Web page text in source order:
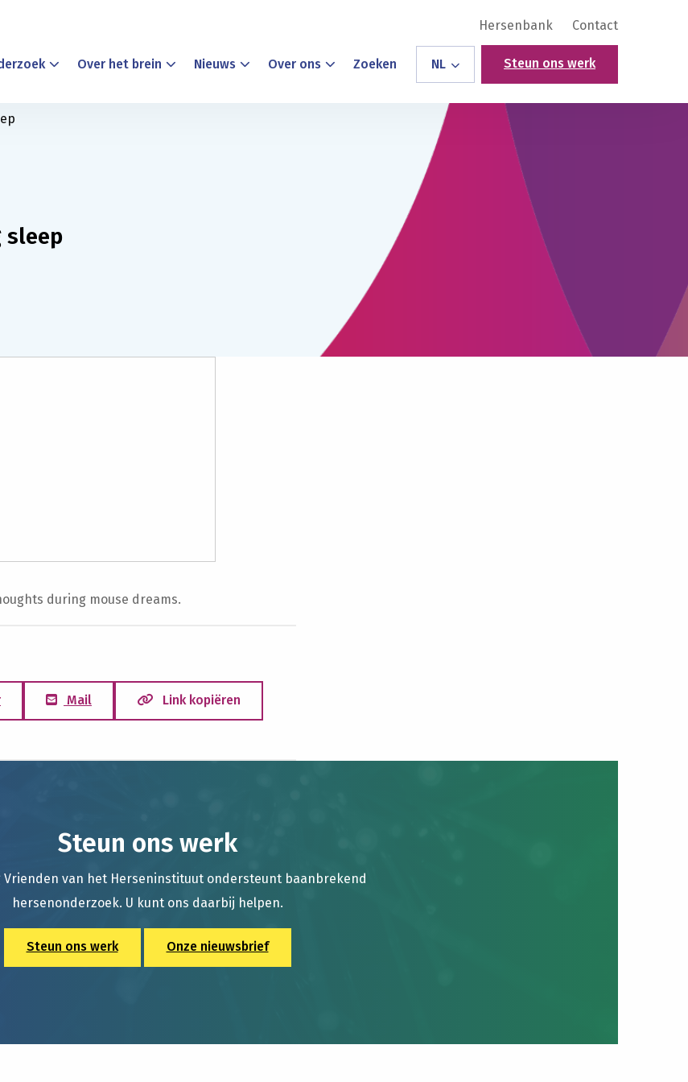
Hersenbank Contact
Over het brein Nieuws Over ons Zoeken NL Steun ons werk
during mouse dreams.
Mail Link kopiëren
Steun ons werk
Vrienden van het Herseninstituut ondersteunt baanbrekend
hersenonderzoek. U kunt ons daarbij helpen.
Steun ons werk Onze nieuwsbrief